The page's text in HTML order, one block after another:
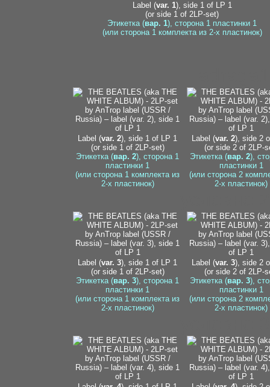
Label (var. 1), side 1 of LP 1
(or side 1 of 2LP-set)
Этикетка (вар. 1), сторона 1 пластинки 1
(или сторона 1 комплекта из 2-х пластинок)
Label (var. 2), side 1 of LP 1
(or side 1 of 2LP-set)
Этикетка (вар. 2), сторона 1
пластинки 1
(или сторона 1 комплекта из
2-х пластинок)
Label (var. 2), side 2
(or side 2 of 2LP-
Этикетка (вар. 2),
пластинки 1
(или сторона 2
2-х пластинок)
Label (var. 3), side 1 of LP 1
(or side 1 of 2LP-set)
Этикетка (вар. 3), сторона 1
пластинки 1
(или сторона 1 комплекта из
2-х пластинок)
Label (var. 3), side 2
(or side 2 of 2LP-
Этикетка (вар. 3),
пластинки 1
(или сторона 2
2-х пластинок)